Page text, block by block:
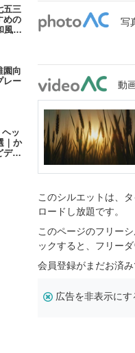
五三
めの
風の
園向
レー
ヘッ
｜か
デザ
写
動
このシルエットは、
ロードし放題です。
このページのフリー
ックすると、フリー
会員登録がまだお済み
広告を非表示にす